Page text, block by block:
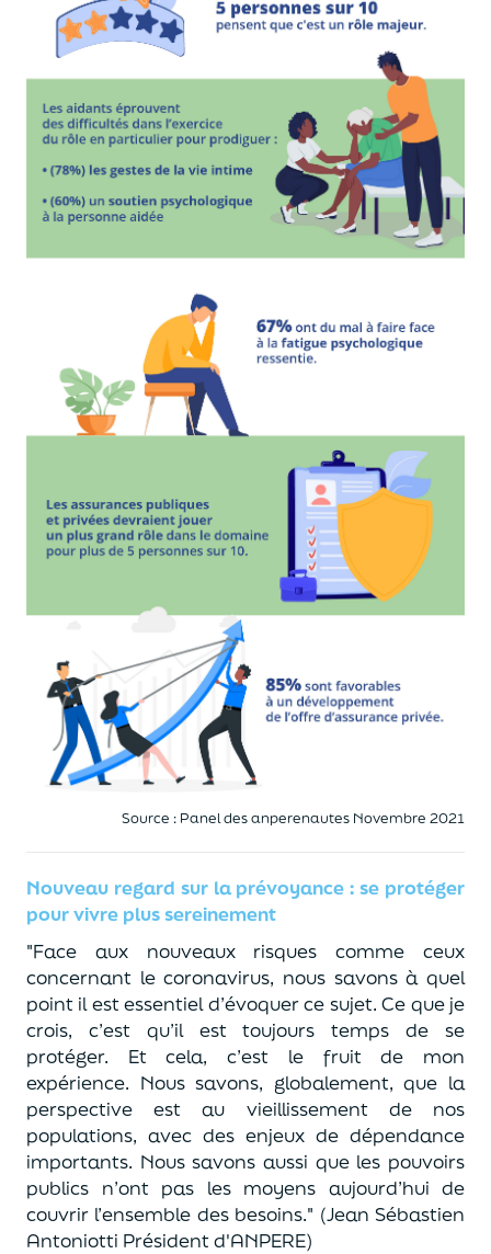
Source : Panel des anperenautes Novembre 2021
Nouveau regard sur la prévoyance : se protéger
pour vivre plus sereinement
"Face aux nouveaux risques comme ceux
concernant le coronavirus, nous savons à quel
point il est essentiel d’évoquer ce sujet. Ce que je
crois, c’est qu’il est toujours temps de se
protéger. Et cela, c’est le fruit de mon
expérience. Nous savons, globalement, que la
perspective est au vieillissement de nos
populations, avec des enjeux de dépendance
importants. Nous savons aussi que les pouvoirs
publics n’ont pas les moyens aujourd’hui de
couvrir l’ensemble des besoins." (Jean Sébastien
Antoniotti Président d'ANPERE)